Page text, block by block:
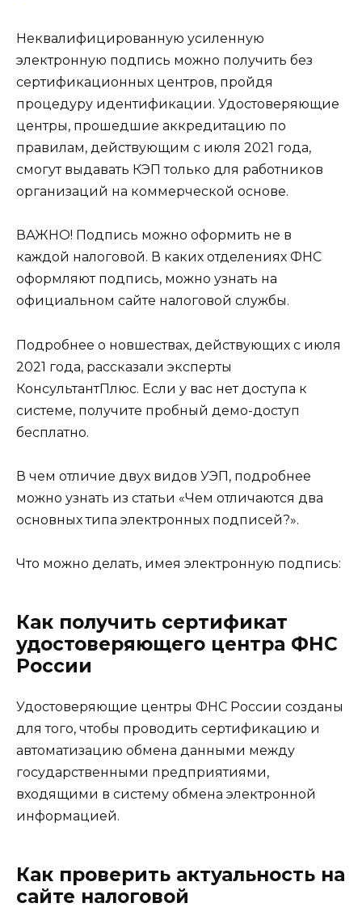
Неквалифицированную усиленную
электронную подпись можно получить без
сертификационных центров, пройдя
процедуру идентификации. Удостоверяющие
центры, прошедшие аккредитацию по
правилам, действующим с июля 2021 года,
смогут выдавать КЭП только для работников
организаций на коммерческой основе.
ВАЖНО! Подпись можно оформить не в
каждой налоговой. В каких отделениях ФНС
оформляют подпись, можно узнать на
официальном сайте налоговой службы.
Подробнее о новшествах, действующих с июля
2021 года, рассказали эксперты
КонсультантПлюс. Если у вас нет доступа к
системе, получите пробный демо-доступ
бесплатно.
В чем отличие двух видов УЭП, подробнее
можно узнать из статьи «Чем отличаются два
основных типа электронных подписей?».
Что можно делать, имея электронную подпись:
Как получить сертификат
удостоверяющего центра ФНС
России
Удостоверяющие центры ФНС России созданы
для того, чтобы проводить сертификацию и
автоматизацию обмена данными между
государственными предприятиями,
входящими в систему обмена электронной
информацией.
Как проверить актуальность на
сайте налоговой